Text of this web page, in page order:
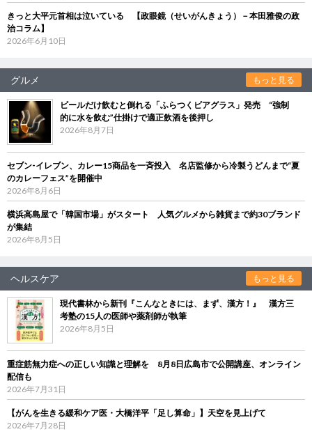
きっと大平元首相は泣いている 【政眼鏡（せいがんきょう）－本田雅俊の政
治コラム】
2026年6月10日
グルメ もっと見る
ビールだけ飲むと倒れる「ふらつくビアグラス」発売 “強制
的に水を飲む”仕掛けで適正飲酒を後押し
2026年8月7日
セブン‐イレブン、カレー15商品を一斉投入 名店監修から冷製うどんまで“夏
のカレーフェス”を開催中
2026年8月6日
横浜高島屋で「韓国市場」がスタート 人気グルメから雑貨まで約30ブランド
が集結
2026年8月5日
ヘルスケア もっと見る
現代書林から新刊『こんなときには、まず、漢方！』 漢方三
考塾の15人の医師や薬剤師が執筆
2026年8月5日
重症筋無力症への正しい知識と理解を 8月8日広島市で公開講座、オンライン
配信も
2026年7月31日
【がんを生きる緩和ケア医・大橋洋平「足し算命」】天空を見上げて
2026年7月28日